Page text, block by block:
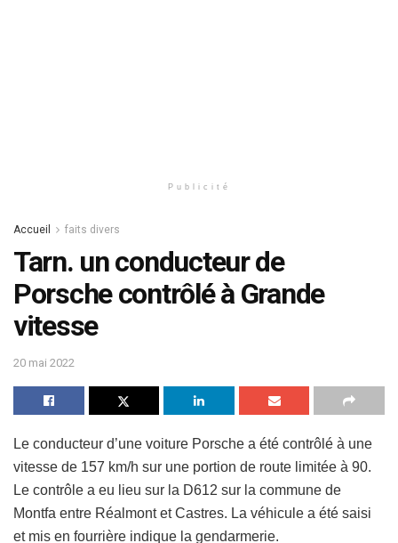
Publicité
Accueil faits divers
Tarn. un conducteur de
Porsche contrôlé à Grande
vitesse
20 mai 2022
Le conducteur d’une voiture Porsche a été contrôlé à une
vitesse de 157 km/h sur une portion de route limitée à 90.
Le contrôle a eu lieu sur la D612 sur la commune de
Montfa entre Réalmont et Castres. La véhicule a été saisi
et mis en fourrière indique la gendarmerie.